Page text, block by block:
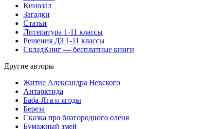
Кинозал
Загадки
Статьи
Литература 1-11 классы
Решения ДЗ 1-11 классы
СкладКниг — бесплатные книги
Другие авторы
Житие Александра Невского
Антарктида
Баба-Яга и ягоды
Береза
Сказка про благородного оленя
Бумажный змей